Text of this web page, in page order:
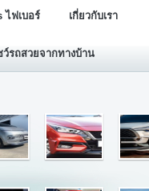
ไฟเบอร์ เกี่ยวกับเรา
ว์รถสวยจากทางบ้าน